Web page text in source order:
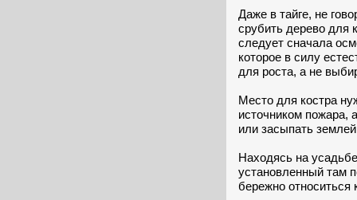
Даже в тайге, не
срубить дерево для
следует сначала
которое в силу
для роста, а не
Место для костра
источником пожара,
или засыпать
Находясь на
установленный там
бережно относиться